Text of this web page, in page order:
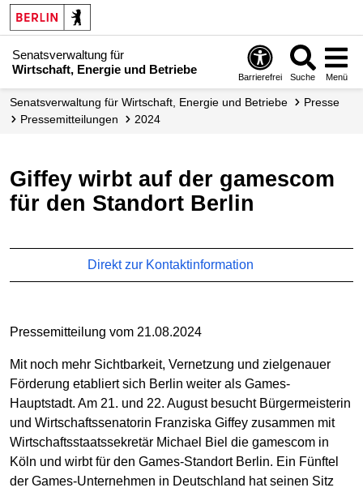
Senatsverwaltung für
Wirtschaft, Energie und Betriebe
Barrierefrei Suche Menü
Senats­verwaltung für Wirtschaft, Energie und Betriebe
Presse
Presse­mitteilungen
2024
Giffey wirbt auf der gamescom
für den Standort Berlin
Direkt zur Kontaktinformation
Pressemitteilung vom 21.08.2024
Mit noch mehr Sichtbarkeit, Vernetzung und zielgenauer
Förderung etabliert sich Berlin weiter als Games-
Hauptstadt. Am 21. und 22. August besucht Bürgermeisterin
und Wirtschaftssenatorin Franziska Giffey zusammen mit
Wirtschaftsstaatssekretär Michael Biel die gamescom in
Köln und wirbt für den Games-Standort Berlin. Ein Fünftel
der Games-Unternehmen in Deutschland hat seinen Sitz